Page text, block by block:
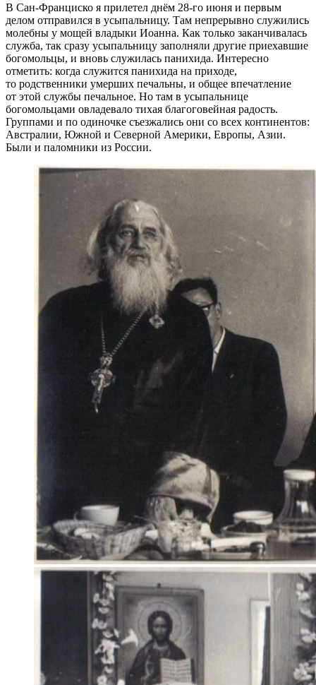
В Сан-Франциско я прилетел днём 28-го июня и первым
делом отправился в усыпальницу. Там непрерывно служились
молебны у мощей владыки Иоанна. Как только заканчивалась
служба, так сразу усыпальницу заполняли другие приехавшие
богомольцы, и вновь служилась панихида. Интересно
отметить: когда служится панихида на приходе,
то родственники умерших печальны, и общее впечатление
от этой службы печальное. Но там в усыпальнице
богомольцами овладевало тихая благоговейная радость.
Группами и по одиночке съезжались они со всех континентов:
Австралии, Южной и Северной Америки, Европы, Азии.
Были и паломники из России.